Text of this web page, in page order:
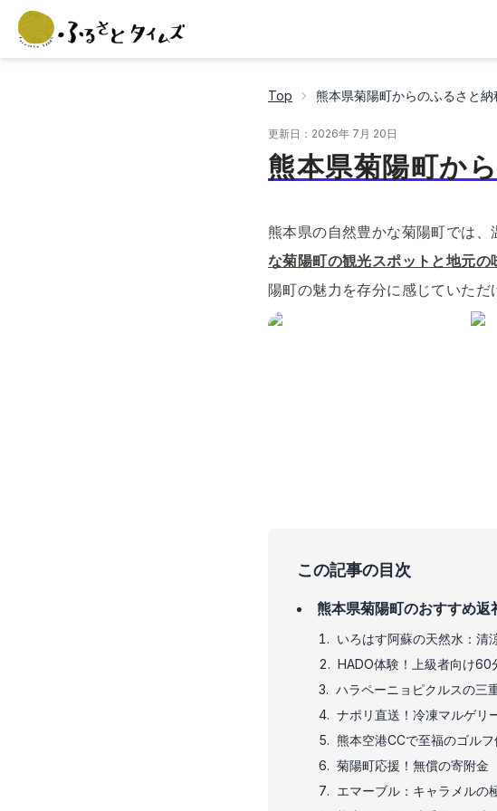
Top 熊本県菊陽町からのふるさと
更新日： 2026年 7月 20日
熊本県菊陽町か
熊本県の自然豊かな菊陽町では、
な菊陽町の観光スポットと地元の
陽町の魅力を存分に感じていただ
この記事の目次
熊本県菊陽町のおすすめ返
いろはす阿蘇の天然水：清
HADO体験！上級者向け60
ハラペーニョピクルスの三
ナポリ直送！冷凍マルゲリ
熊本空港CCで至福のゴル
菊陽町応援！無償の寄附金
エマーブル：キャラメルの